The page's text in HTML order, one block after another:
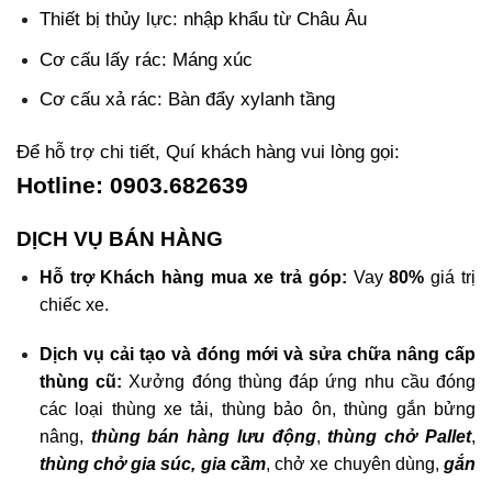
Thiết bị thủy lực: nhập khẩu từ Châu Âu
Cơ cấu lấy rác: Máng xúc
Cơ cấu xả rác: Bàn đẩy xylanh tầng
Để hỗ trợ chi tiết, Quí khách hàng vui lòng gọi:
Hotline: 0903.682639
DỊCH VỤ BÁN HÀNG
Hỗ trợ Khách hàng mua xe trả góp: Vay80% giá trị
chiếc xe.
Dịch vụ cải tạo và đóng mới và sửa chữa nâng cấp
thùng cũ: Xưởng đóng thùng đáp ứng nhu cầu đóng
các loại thùng xe tải, thùng bảo ôn, thùng gắn bửng
nâng, thùng bán hàng lưu động,thùng chở Pallet,
thùng chở gia súc, gia cầm, chở xe chuyên dùng,gắn